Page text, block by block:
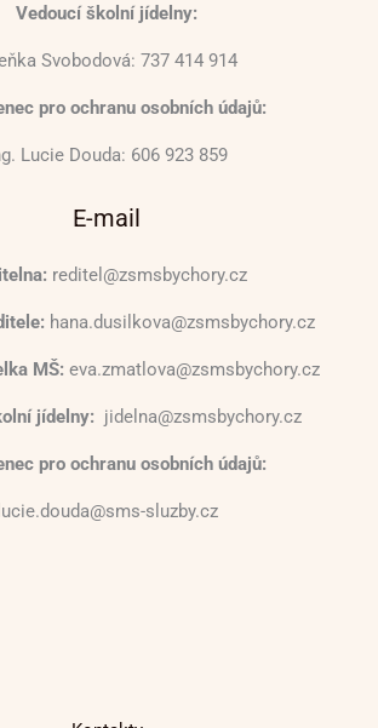
Vedoucí školní jídelny:
Svobodová: 737 414 914
pro ochranu osobních údajů:
Lucie Douda: 606 923 859
E-mail
reditel@zsmsbychory.cz
hana.dusilkova@zsmsbychory.cz
MŠ: eva.zmatlova@zsmsbychory.cz
jídelny: jidelna@zsmsbychory.cz
pro ochranu osobních údajů:
lucie.douda@sms-sluzby.cz